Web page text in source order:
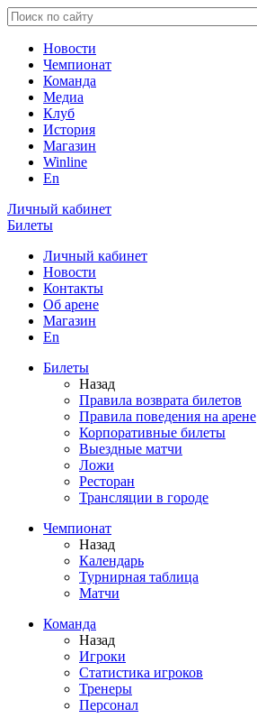
Новости
Чемпионат
Команда
Медиа
Клуб
История
Магазин
Winline
En
Личный кабинет
Билеты
Личный кабинет
Новости
Контакты
Об арене
Магазин
En
Билеты
Назад
Правила возврата билетов
Правила поведения на арене
Корпоративные билеты
Выездные матчи
Ложи
Ресторан
Трансляции в городе
Чемпионат
Назад
Календарь
Турнирная таблица
Матчи
Команда
Назад
Игроки
Статистика игроков
Тренеры
Персонал